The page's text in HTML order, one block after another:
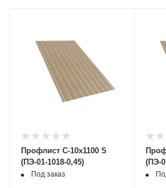
Профлист С-10х1100 S
(ПЭ-01-1018-0,45)
Под заказ
(ПЭ-